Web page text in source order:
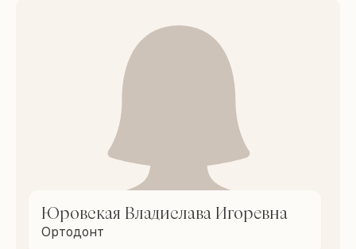
Юровская Владислава Игоревна
Ортодонт